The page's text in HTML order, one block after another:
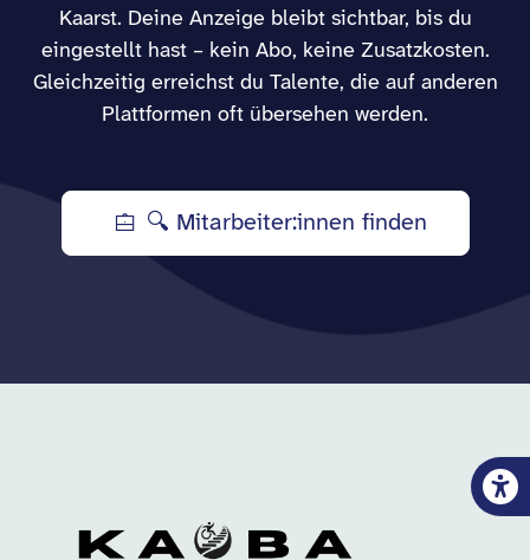
Kaarst. Deine Anzeige bleibt sichtbar, bis du
eingestellt hast – kein Abo, keine Zusatzkosten.
Gleichzeitig erreichst du Talente, die auf anderen
Plattformen oft übersehen werden.
🔍 Mitarbeiter:innen finden